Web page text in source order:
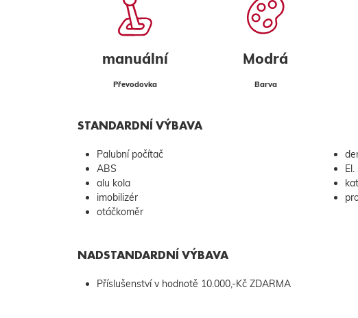
manuální
Převodovka
Modrá
Barva
STANDARDNÍ VÝBAVA
Palubní počítač
ABS
alu kola
imobilizér
otáčkoměr
NADSTANDARDNÍ VÝBAVA
Příslušenství v hodnotě 10.000,-Kč ZDARMA